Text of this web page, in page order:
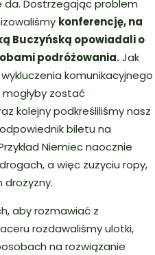
da. Dostrzegając problem
konferencję, na
Buczyńską opowiadali o
podróżowania.Jak
komunikacyjnego
zostać
kolejny podkreśliliśmy nasz
biletu na
Niemiec naocznie
a więc zużyciu ropy,
aby rozmawiać z
rozdawaliśmy ulotki,
na rozwiązanie